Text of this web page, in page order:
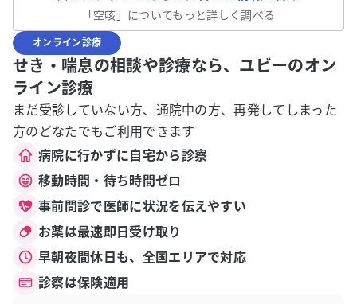
「空咳 」についてもっと詳しく調べる
オンライン診療
せき・喘息の相談や診療なら、ユビーのオン
ライン診療
まだ受診していない方、通院中の方、再発してしまった
方のどなたでもご利用できます
病院に行かずに自宅から診察
移動時間・待ち時間ゼロ
事前問診で医師に状況を伝えやすい
お薬は最速即日受け取り
早朝夜間休日も、全国エリアで対応
診察は保険適用